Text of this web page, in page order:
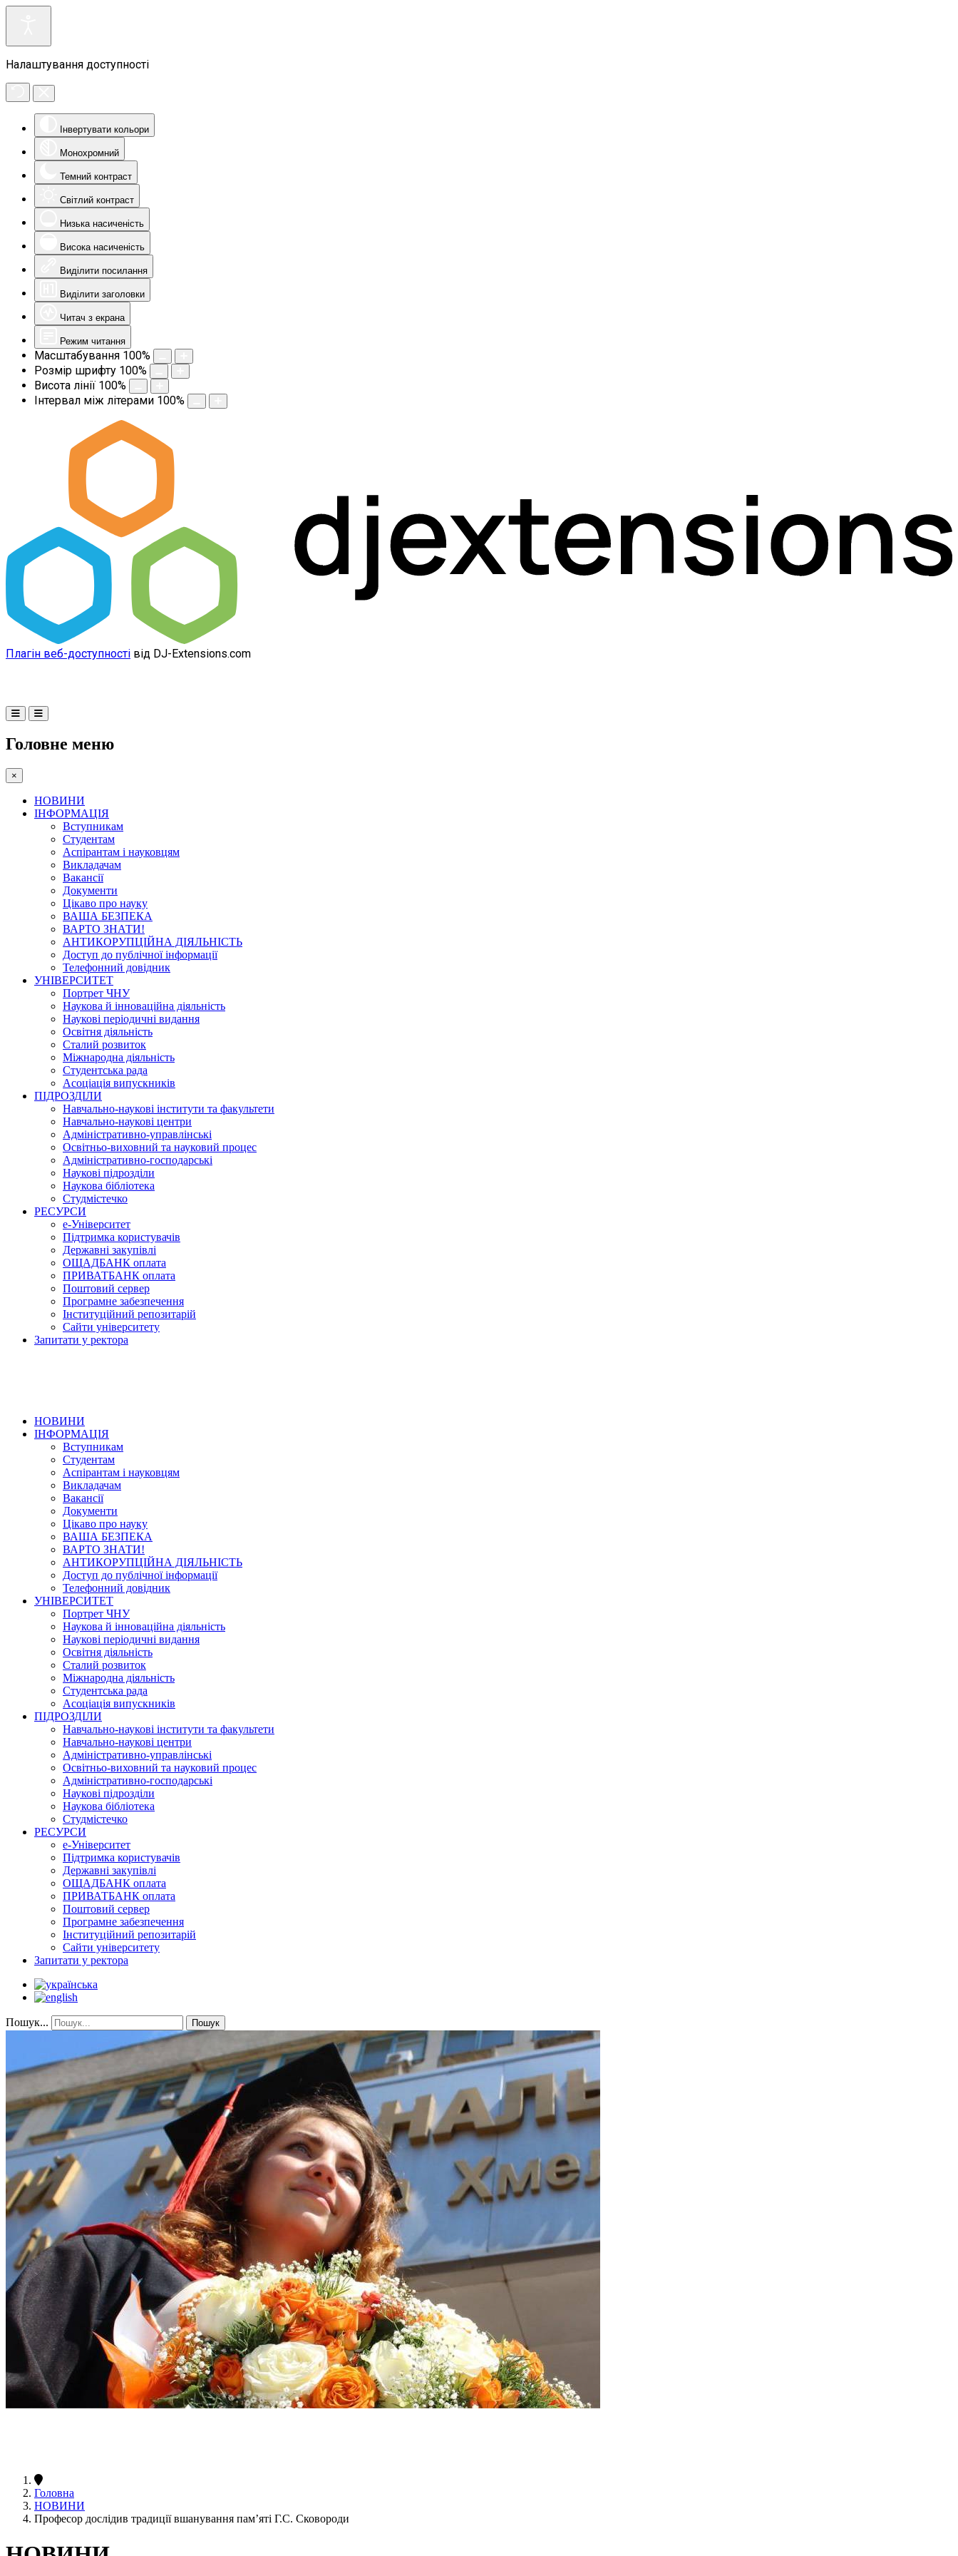
Налаштування доступності
Інвертувати кольори
Монохромний
Темний контраст
Світлий контраст
Низька насиченість
Висока насиченість
Виділити посилання
Виділити заголовки
Читач з екрана
Режим читання
Масштабування 100%
Розмір шрифту 100%
Висота лінії 100%
Інтервал між літерами 100%
Плагін веб-доступності від DJ-Extensions.com
Головне меню
×
НОВИНИ
ІНФОРМАЦІЯ
Вступникам
Студентам
Аспірантам і науковцям
Викладачам
Вакансії
Документи
Цікаво про науку
ВАША БЕЗПЕКА
ВАРТО ЗНАТИ!
АНТИКОРУПЦІЙНА ДІЯЛЬНІСТЬ
Доступ до публічної інформації
Телефонний довідник
УНІВЕРСИТЕТ
Портрет ЧНУ
Наукова й інноваційна діяльність
Наукові періодичні видання
Освітня діяльність
Сталий розвиток
Міжнародна діяльність
Студентська рада
Асоціація випускників
ПІДРОЗДІЛИ
Навчально-наукові інститути та факультети
Навчально-наукові центри
Адміністративно-управлінські
Освітньо-виховний та науковий процес
Адміністративно-господарські
Наукові підрозділи
Наукова бібліотека
Студмістечко
РЕСУРСИ
е-Університет
Підтримка користувачів
Державні закупівлі
ОЩАДБАНК оплата
ПРИВАТБАНК оплата
Поштовий сервер
Програмне забезпечення
Інституційний репозитарій
Сайти університету
Запитати у ректора
НОВИНИ
ІНФОРМАЦІЯ
Вступникам
Студентам
Аспірантам і науковцям
Викладачам
Вакансії
Документи
Цікаво про науку
ВАША БЕЗПЕКА
ВАРТО ЗНАТИ!
АНТИКОРУПЦІЙНА ДІЯЛЬНІСТЬ
Доступ до публічної інформації
Телефонний довідник
УНІВЕРСИТЕТ
Портрет ЧНУ
Наукова й інноваційна діяльність
Наукові періодичні видання
Освітня діяльність
Сталий розвиток
Міжнародна діяльність
Студентська рада
Асоціація випускників
ПІДРОЗДІЛИ
Навчально-наукові інститути та факультети
Навчально-наукові центри
Адміністративно-управлінські
Освітньо-виховний та науковий процес
Адміністративно-господарські
Наукові підрозділи
Наукова бібліотека
Студмістечко
РЕСУРСИ
е-Університет
Підтримка користувачів
Державні закупівлі
ОЩАДБАНК оплата
ПРИВАТБАНК оплата
Поштовий сервер
Програмне забезпечення
Інституційний репозитарій
Сайти університету
Запитати у ректора
Пошук... Пошук
Головна
НОВИНИ
Професор дослідив традиції вшанування пам’яті Г.С. Сковороди